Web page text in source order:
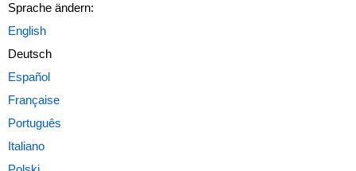
Sprache ändern:
Deutsch